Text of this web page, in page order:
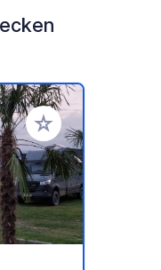
Zu Ihren Favoriten